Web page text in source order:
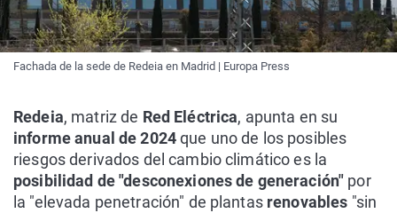
Fachada de la sede de Redeia en Madrid | Europa Press
Redeia, matriz de Red Eléctrica, apunta en su
informe anual de 2024que uno de los posibles
riesgos derivados del cambio climático es la
posibilidad de "desconexiones de generación" por
la "elevada penetración" de plantas renovables "sin